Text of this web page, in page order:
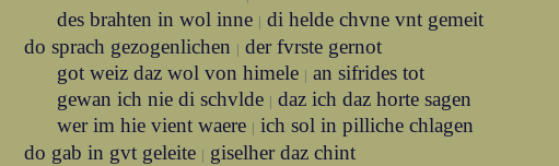
des brahten in wol inne | di helde chvne vnt gemeit
do sprach gezogenlichen | der fvrste gernot
got weiz daz wol von himele | an sifrides tot
gewan ich nie di schvlde | daz ich daz horte sagen
wer im hie vient waere | ich sol in pilliche chlagen
do gab in gvt geleite | giselher daz chint